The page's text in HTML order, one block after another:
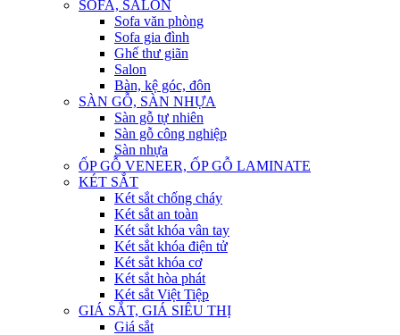
SOFA, SALON
Sofa văn phòng
Sofa gia đình
Ghế thư giãn
Salon
Bàn, kệ góc, đôn
SÀN GỖ, SÀN NHỰA
Sàn gỗ tự nhiên
Sàn gỗ công nghiệp
Sàn nhựa
ỐP GỖ VENEER, ỐP GỖ LAMINATE
KÉT SẮT
Két sắt chống cháy
Két sắt an toàn
Két sắt khóa vân tay
Két sắt khóa điện tử
Két sắt khóa cơ
Két sắt hòa phát
Két sắt Việt Tiệp
GIÁ SẮT, GIÁ SIÊU THỊ
Giá sắt